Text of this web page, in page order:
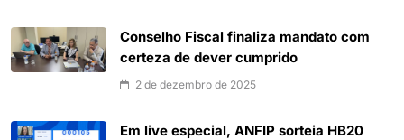
Conselho Fiscal finaliza mandato com
certeza de dever cumprido
2 de dezembro de 2025
Em live especial, ANFIP sorteia HB20